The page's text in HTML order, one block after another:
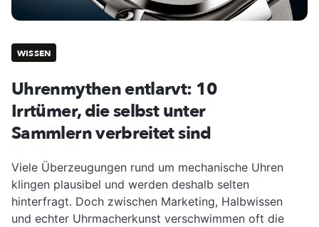
WISSEN
Uhrenmythen entlarvt: 10
Irrtümer, die selbst unter
Sammlern verbreitet sind
Viele Überzeugungen rund um mechanische Uhren
klingen plausibel und werden deshalb selten
hinterfragt. Doch zwischen Marketing, Halbwissen
und echter Uhrmacherkunst verschwimmen oft die